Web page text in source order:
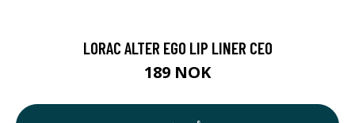
LORAC ALTER EGO LIP LINER CEO
189 NOK